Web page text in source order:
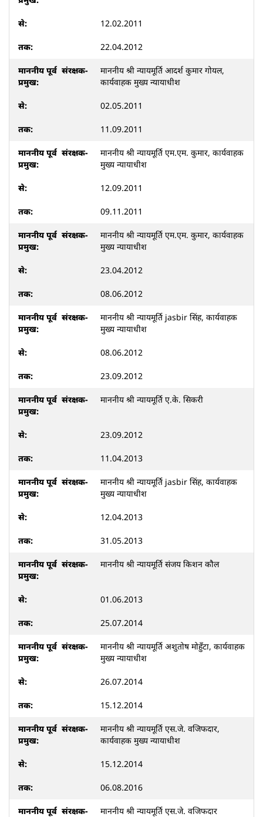
12.02.2011
22.04.2012
माननीय श्री न्यायमूर्ति आदर्श कुमार गोयल,
कार्यवाहक मुख्य न्यायाधीश
02.05.2011
11.09.2011
माननीय श्री न्यायमूर्ति एम.एम. कुमार, कार्यवाहक
मुख्य न्यायाधीश
12.09.2011
09.11.2011
माननीय श्री न्यायमूर्ति एम.एम. कुमार, कार्यवाहक
मुख्य न्यायाधीश
23.04.2012
08.06.2012
माननीय श्री न्यायमूर्ति jasbir सिंह, कार्यवाहक
मुख्य न्यायाधीश
08.06.2012
23.09.2012
माननीय श्री न्यायमूर्ति ए.के. सिकरी
23.09.2012
11.04.2013
माननीय श्री न्यायमूर्ति jasbir सिंह, कार्यवाहक
मुख्य न्यायाधीश
12.04.2013
31.05.2013
माननीय श्री न्यायमूर्ति संजय किशन कौल
01.06.2013
25.07.2014
माननीय श्री न्यायमूर्ति अशुतोष मोहुँटा, कार्यवाहक
मुख्य न्यायाधीश
26.07.2014
15.12.2014
माननीय श्री न्यायमूर्ति एस.जे. वजिफदार,
कार्यवाहक मुख्य न्यायाधीश
15.12.2014
06.08.2016
माननीय श्री न्यायमूर्ति एस.जे. वजिफदार